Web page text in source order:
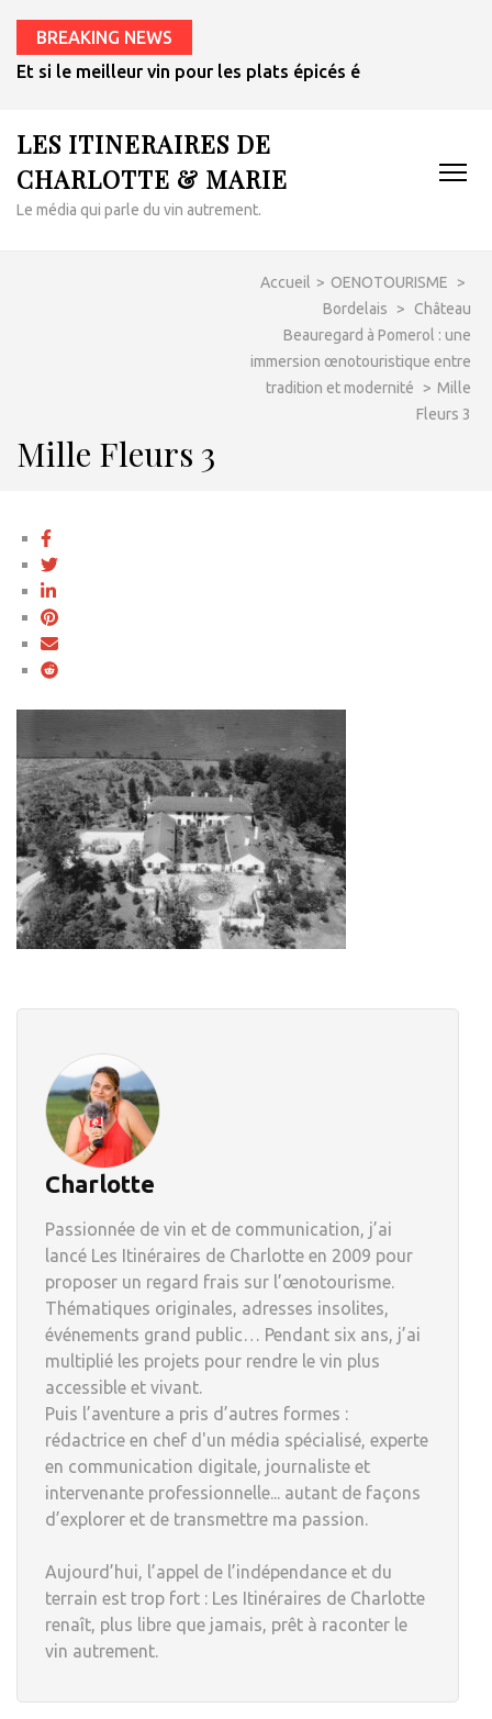
BREAKING NEWS
Et si le meilleur vin pour les plats épicés était un rosé de
LES ITINERAIRES DE
CHARLOTTE & MARIE
Le média qui parle du vin autrement.
Accueil > OENOTOURISME
>
Bordelais
> Château
Beauregard à Pomerol : une
immersion œnotouristique entre
tradition et modernité
> Mille
Fleurs 3
Mille Fleurs 3
Charlotte
Passionnée de vin et de communication, j’ai
lancé Les Itinéraires de Charlotte en 2009 pour
proposer un regard frais sur l’œnotourisme.
Thématiques originales, adresses insolites,
événements grand public… Pendant six ans, j’ai
multiplié les projets pour rendre le vin plus
accessible et vivant.
Puis l’aventure a pris d’autres formes :
rédactrice en chef d'un média spécialisé, experte
en communication digitale, journaliste et
intervenante professionnelle... autant de façons
d’explorer et de transmettre ma passion.
Aujourd’hui, l’appel de l’indépendance et du
terrain est trop fort : Les Itinéraires de Charlotte
renaît, plus libre que jamais, prêt à raconter le
vin autrement.